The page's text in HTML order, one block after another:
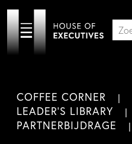
COFFEE CORNER
LEADER'S LIBRARY
PARTNERBIJDRAGE